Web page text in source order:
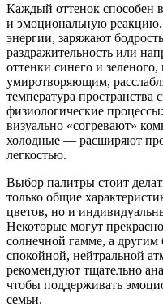
Каждый оттенок способен
и эмоциональную
энергии, заряжают
раздражительность или
оттенки синего и
умиротворяющим,
температура пространства
физиологические
визуально «согревают»
холодные — расширяют
легкостью.
Выбор палитры стоит
только общие
цветов, но и
Некоторые могут
солнечной гамме, а другим
спокойной, нейтральной
рекомендуют тщательно
чтобы поддерживать
семьи.